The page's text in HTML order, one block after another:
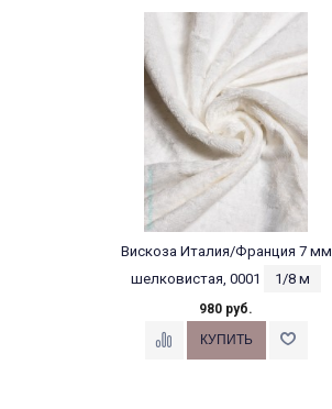
Вискоза Италия/Франция 7 мм
шелковистая, 0001
1/8 м
980 руб.